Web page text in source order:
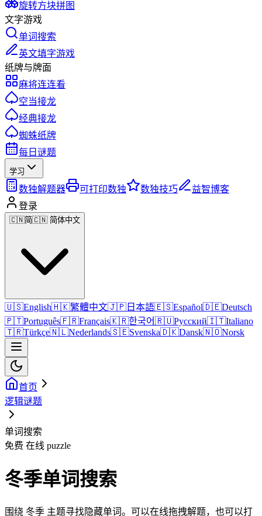
旋转方块拼图
文字游戏
单词搜索
英文填字游戏
纸牌与牌面
麻将连连看
空当接龙
经典接龙
蜘蛛纸牌
每日谜题
学习
数独解题器 可打印数独 数独技巧
益智博客
登录
🇨🇳简🇨🇳 简体中文
🇺🇸English🇭🇰繁體中文🇯🇵 日本語🇪🇸Español🇩🇪Deutsch
🇵🇹Português🇫🇷Français🇰🇷한국어🇷🇺Русский🇮🇹Italiano
🇹🇷Türkçe🇳🇱Nederlands🇸🇪Svenska🇩🇰Dansk🇳🇴Norsk
首页
逻辑谜题
单词搜索
免费 在线 puzzle
冬季单词搜索
围绕 冬季 主题寻找隐藏单词。可以在线拖拽解题，也可以打